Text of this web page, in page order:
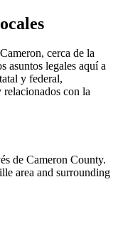
cerca de la
asuntos legales aquí a
y federal,
relacionados con la
de Cameron County.
area and surrounding